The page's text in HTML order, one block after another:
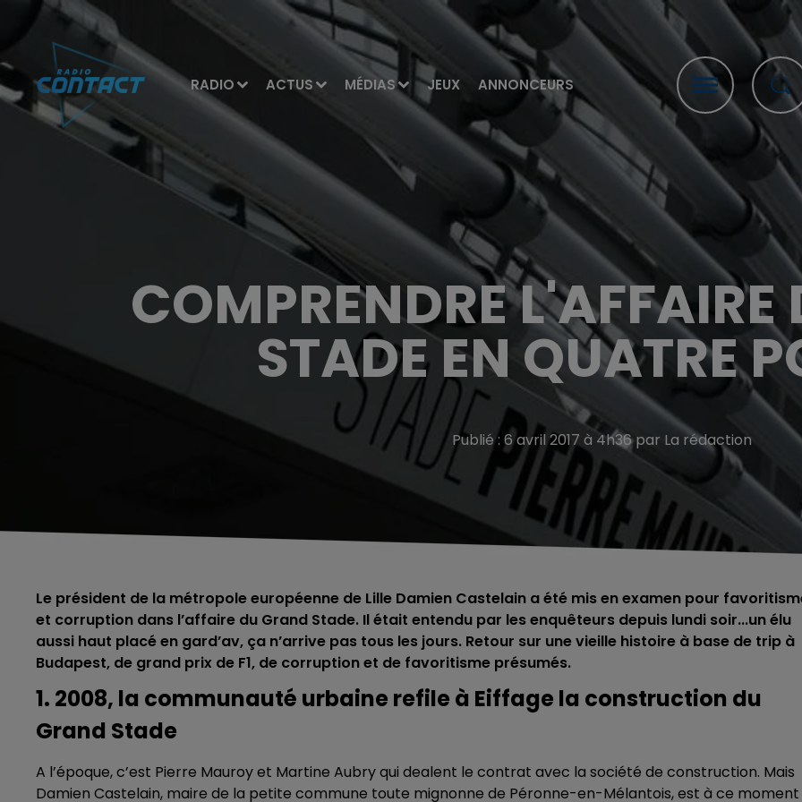
RADIO ACTUS MÉDIAS JEUX ANNONCEURS
COMPRENDRE L'AFFAIRE
STADE EN QUATRE
Publié : 6 avril 2017 à 4h36 par La rédaction
Le président de la métropole européenne de Lille Damien Castelain a été mis en examen pour
et corruption dans l’affaire du Grand Stade. Il était entendu par les enquêteurs depuis lundi soir...un élu
aussi haut placé en gard’av, ça n’arrive pas tous les jours. Retour sur une vieille histoire à base de trip à
Budapest, de grand prix de F1, de corruption et de favoritisme présumés.
1. 2008, la communauté urbaine refile à Eiffage la construction du
Grand Stade
A l’époque, c’est Pierre Mauroy et Martine Aubry qui dealent le contrat avec la société de construction. Mais
Damien Castelain, maire de la petite commune toute mignonne de Péronne-en-Mélantois, est à ce moment